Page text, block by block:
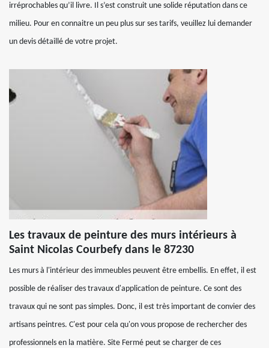
irréprochables qu’il livre. Il s’est construit une solide réputation dans ce
milieu. Pour en connaitre un peu plus sur ses tarifs, veuillez lui demander
un devis détaillé de votre projet.
Les travaux de peinture des murs intérieurs à
Saint Nicolas Courbefy dans le 87230
Les murs à l'intérieur des immeubles peuvent être embellis. En effet, il est
possible de réaliser des travaux d'application de peinture. Ce sont des
travaux qui ne sont pas simples. Donc, il est très important de convier des
artisans peintres. C'est pour cela qu'on vous propose de rechercher des
professionnels en la matière. Site Fermé peut se charger de ces